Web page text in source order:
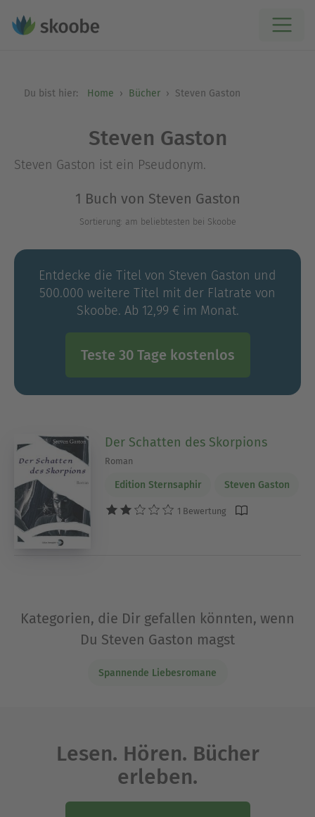
Du bist hier: Home Bücher Steven Gaston
Steven Gaston
Steven Gaston ist ein Pseudonym.
1 Buch von Steven Gaston
Sortierung: am beliebtesten bei Skoobe
Entdecke die Titel von Steven Gaston und
500.000 weitere Titel mit der Flatrate von
Skoobe. Ab 12,99 € im Monat.
Teste 30 Tage kostenlos
Der Schatten des Skorpions
Roman
Edition Sternsaphir Steven Gaston
1 Bewertung
Kategorien, die Dir gefallen könnten, wenn
Du Steven Gaston magst
Spannende Liebesromane
Lesen. Hören. Bücher
erleben.